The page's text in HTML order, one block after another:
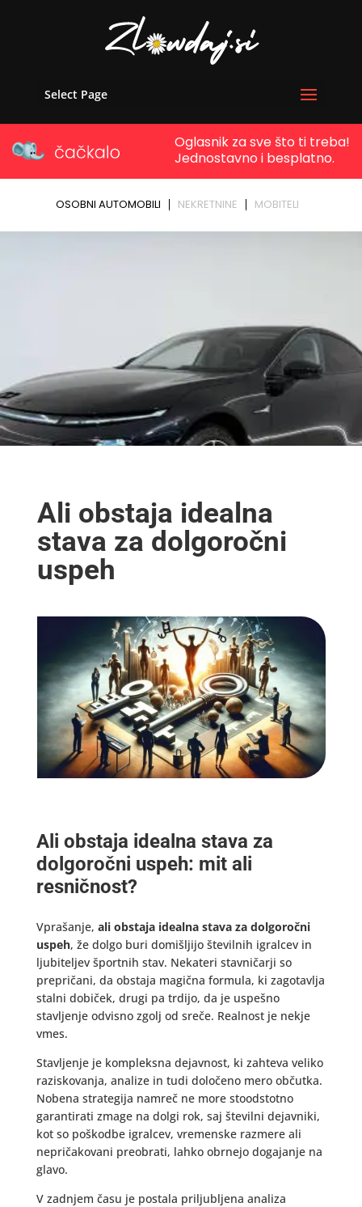
Select Page
Ali obstaja idealna
stava za dolgoročni
uspeh
Ali obstaja idealna stava za
dolgoročni uspeh: mit ali
resničnost?
Vprašanje, ali obstaja idealna stava za dolgoročni
uspeh, že dolgo buri domišljijo številnih igralcev in
ljubiteljev športnih stav. Nekateri stavničarji so
prepričani, da obstaja magična formula, ki zagotavlja
stalni dobiček, drugi pa trdijo, da je uspešno
stavljenje odvisno zgolj od sreče. Realnost je nekje
vmes.
Stavljenje je kompleksna dejavnost, ki zahteva veliko
raziskovanja, analize in tudi določeno mero občutka.
Nobena strategija namreč ne more stoodstotno
garantirati zmage na dolgi rok, saj številni dejavniki,
kot so poškodbe igralcev, vremenske razmere ali
nepričakovani preobrati, lahko obrnejo dogajanje na
glavo.
V zadnjem času je postala priljubljena analiza